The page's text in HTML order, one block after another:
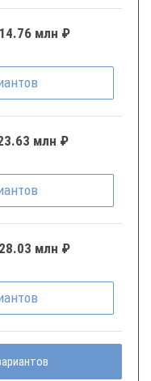
14.76 млн ₽
млн ₽
28.03 млн ₽